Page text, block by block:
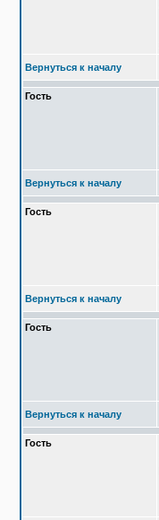
Вернуться к началу
Гость
Вернуться к началу
Гость
Вернуться к началу
Гость
Вернуться к началу
Гость